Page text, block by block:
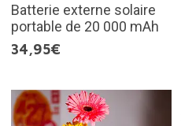
Batterie externe solaire
portable de 20 000 mAh
34,95€